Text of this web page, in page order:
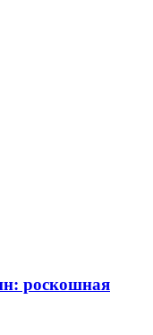
роскошная